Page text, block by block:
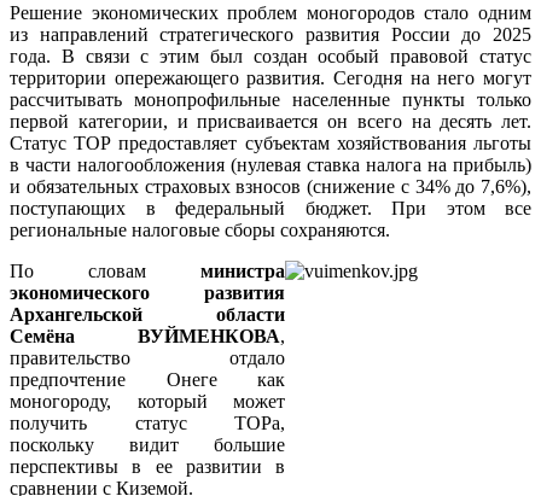
Решение экономических проблем моногородов стало одним
из направлений стратегического развития России до 2025
года. В связи с этим был создан особый правовой статус
территории опережающего развития. Сегодня на него могут
рассчитывать монопрофильные населенные пункты только
первой категории, и присваивается он всего на десять лет.
Статус ТОР предоставляет субъектам хозяйствования льготы
в части налогообложения (нулевая ставка налога на прибыль)
и обязательных страховых взносов (снижение с 34% до 7,6%),
поступающих в федеральный бюджет. При этом все
региональные налоговые сборы сохраняются.
По словам министра
экономического развития
Архангельской области
Семёна ВУЙМЕНКОВА,
правительство отдало
предпочтение Онеге как
моногороду, который может
получить статус ТОРа,
поскольку видит большие
перспективы в ее развитии в
сравнении с Киземой.